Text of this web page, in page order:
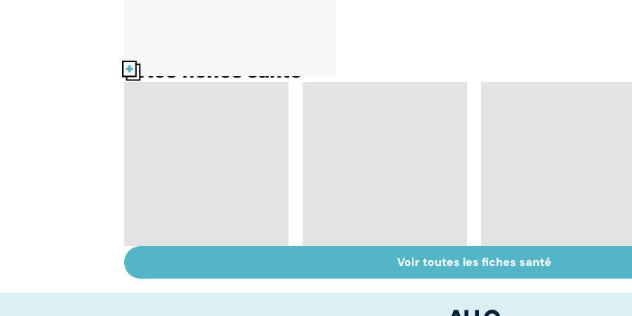
Nos fiches santé
hormonal : et si
Tout savoir sur les
infections
Inflammation des
amygdales : que faire
Voir toutes les fiches santé